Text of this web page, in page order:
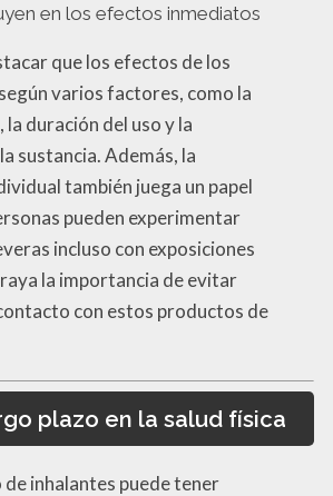
en los efectos inmediatos
que los efectos de los
varios factores, como la
duración del uso y la
sustancia. Además, la
también juega un papel
pueden experimentar
incluso con exposiciones
la importancia de evitar
con estos productos de
plazo en la salud física
inhalantes puede tener